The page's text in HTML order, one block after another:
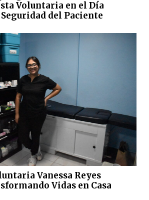
Voluntaria en el Día
del Paciente
Vanessa Reyes
Vidas en Casa